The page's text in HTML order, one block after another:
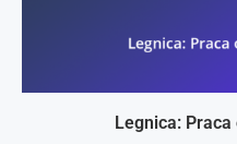
Legnica: